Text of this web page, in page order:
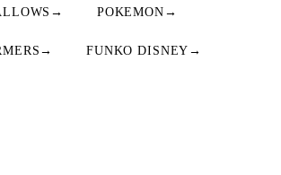
→ POKEMON →
→ FUNKO DISNEY →